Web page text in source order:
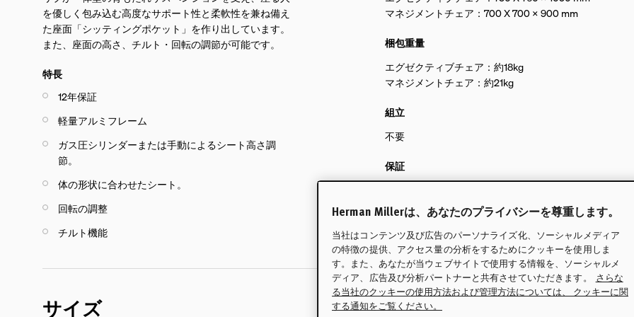
を優しく包み込む高度なサポート性と柔軟性を兼ね備え
た座面「シッティングポケット」を作り出しています。
また、座面の高さ、チルト・回転の調節が可能です。
特長
12年保証
軽量アルミフレーム
ガス圧シリンダーまたは手動によるシート高さ調
節。
体の形状に合わせたシート。
回転の調整
チルト機能
マネジメントチェア：700 X 700 X 900 mm
梱包重量
エグゼクティブチェア：約18kg
マネジメントチェア：約21kg
組立
不要
保証
サイズ
Herman Millerは、あなたのプライバシーを尊重します。
当社はコンテンツ及び広告のパーソナライズ化、ソーシャルメディア
の特徴の提供、アクセス量の分析をするためにクッキーを使用しま
す。また、あなたが当ウェブサイトで使用する情報を、ソーシャルメ
ディア、広告及び分析パートナーと共有させていただきます。
さらな
る当社のクッキーの使用方法および管理方法については、 クッキーに関
する通知をご覧ください。